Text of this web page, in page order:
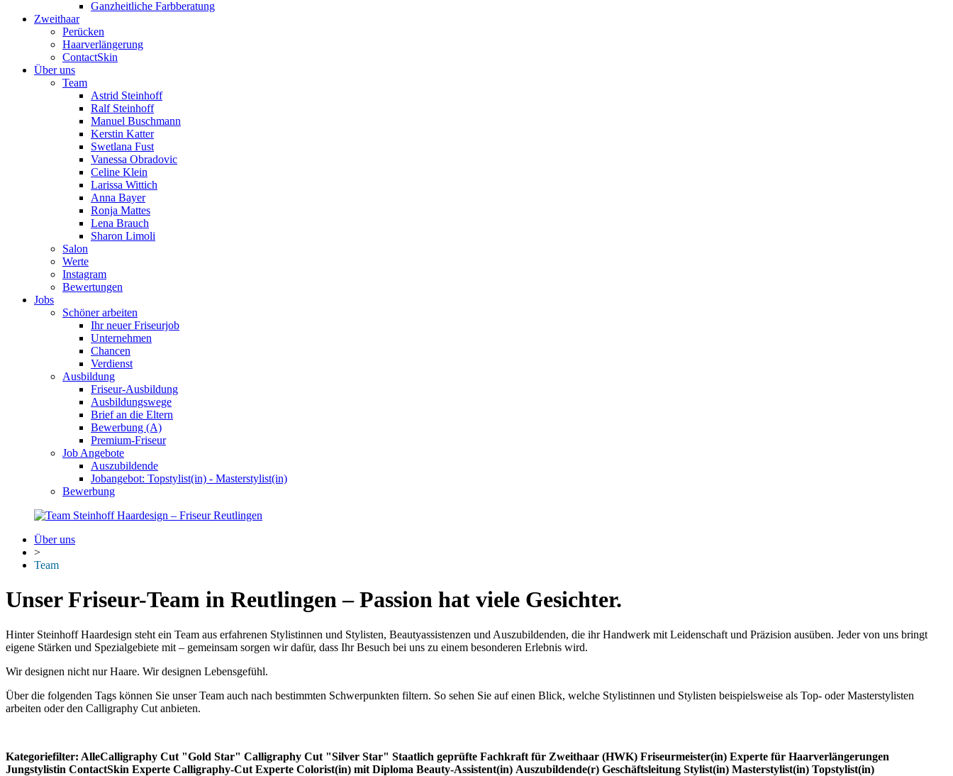
Ganzheitliche Farbberatung
Zweithaar
Perücken
Haarverlängerung
ContactSkin
Über uns
Team
Astrid Steinhoff
Ralf Steinhoff
Manuel Buschmann
Kerstin Katter
Swetlana Fust
Vanessa Obradovic
Celine Klein
Larissa Wittich
Anna Bayer
Ronja Mattes
Lena Brauch
Sharon Limoli
Salon
Werte
Instagram
Bewertungen
Jobs
Schöner arbeiten
Ihr neuer Friseurjob
Unternehmen
Chancen
Verdienst
Ausbildung
Friseur-Ausbildung
Ausbildungswege
Brief an die Eltern
Bewerbung (A)
Premium-Friseur
Job Angebote
Auszubildende
Jobangebot: Topstylist(in) - Masterstylist(in)
Bewerbung
Über uns
>
Team
Unser Friseur-Team in Reutlingen – Passion hat viele Gesichter.
Hinter Steinhoff Haardesign steht ein Team aus erfahrenen Stylistinnen und Stylisten, Beautyassistenzen und Auszubildenden, die ihr Handwerk mit Leidenschaft und Präzision ausüben. Jeder von uns bringt
eigene Stärken und Spezialgebiete mit – gemeinsam sorgen wir dafür, dass Ihr Besuch bei uns zu einem besonderen Erlebnis wird.
Wir designen nicht nur Haare. Wir designen Lebensgefühl.
Über die folgenden Tags können Sie unser Team auch nach bestimmten Schwerpunkten filtern. So sehen Sie auf einen Blick, welche Stylistinnen und Stylisten beispielsweise als Top- oder Masterstylisten
arbeiten oder den Calligraphy Cut anbieten.
Kategoriefilter: AlleCalligraphy Cut "Gold Star" Calligraphy Cut "Silver Star" Staatlich geprüfte Fachkraft für Zweithaar (HWK) Friseurmeister(in) Experte für Haarverlängerungen
Jungstylistin ContactSkin Experte Calligraphy-Cut Experte Colorist(in) mit Diploma Beauty-Assistent(in) Auszubildende(r) Geschäftsleitung Stylist(in) Masterstylist(in) Topstylist(in)